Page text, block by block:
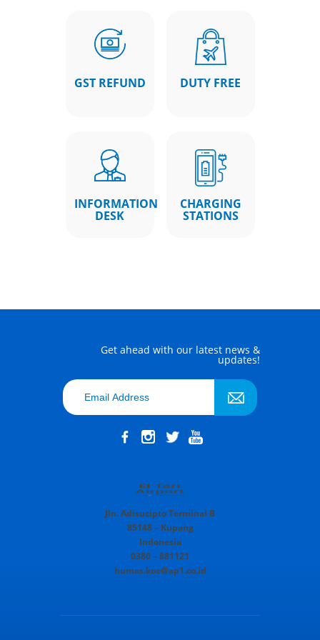
GST REFUND DUTY FREE
INFORMATION
DESK
CHARGING
STATIONS
Get ahead with our latest news &
updates!
Jln. Adisucipto Terminal B
85148 – Kupang
Indonesia
0380 – 881121
humas.koe@ap1.co.id